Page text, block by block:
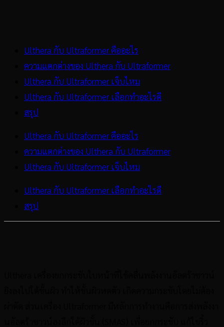
Ulthera กับ Ultraformer คืออะไร
ความแตกต่างของ Ulthera กับ Ultraformer
Ulthera กับ Ultraformer เจ็บไหม
Ulthera กับ Ultraformer เลือกทำอะไรดี
สรุป
Ulthera กับ Ultraformer คืออะไร
ความแตกต่างของ Ulthera กับ Ultraformer
Ulthera กับ Ultraformer เจ็บไหม
Ulthera กับ Ultraformer เลือกทำอะไรดี
สรุป